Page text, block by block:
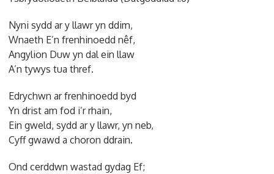
Nyni sydd ar y llawr yn ddim,
Wnaeth E’n frenhinoedd nêf,
Angylion Duw yn dal ein llaw
A’n tywys tua thref.
Edrychwn ar frenhinoedd byd
Yn drist am fod i’r rhain,
Ein gweld, sydd ar y llawr, yn neb,
Cyff gwawd a choron ddrain.
Ond cerddwn wastad gydag Ef;